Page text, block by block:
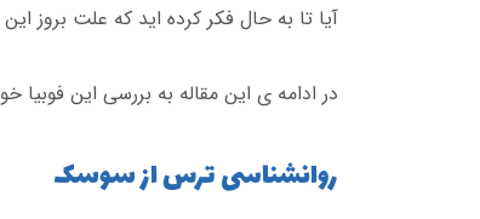
آیا تا به حال فکر کرده اید که علت بروز
در ادامه ی این مقاله به بررسی این فوبیا
روانشناسی ترس از سوسک